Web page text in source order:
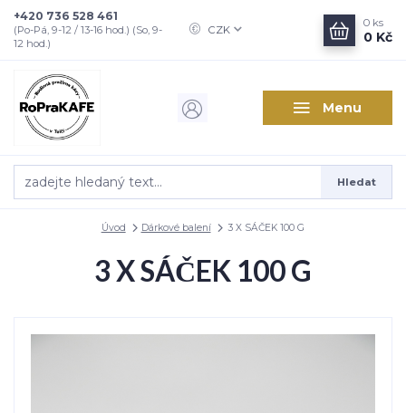
Menu
CZK
Hledat
+420 736 528 461
(Po-Pá, 9-12 / 13-16 hod.) (So, 9-
12 hod.)
0 ks
0 Kč
Úvod Dárkové balení 3 X SÁČEK 100 G
3 X SÁČEK 100 G